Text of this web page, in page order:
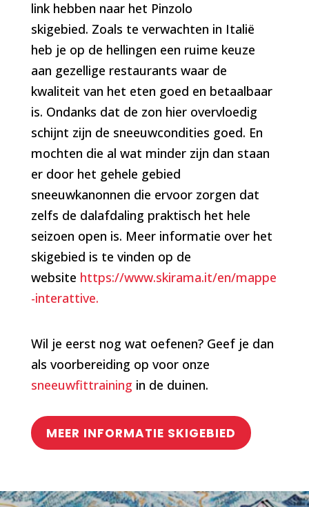
link hebben naar het Pinzolo
skigebied. Zoals te verwachten in Italië
heb je op de hellingen een ruime keuze
aan gezellige restaurants waar de
kwaliteit van het eten goed en betaalbaar
is. Ondanks dat de zon hier overvloedig
schijnt zijn de sneeuwcondities goed. En
mochten die al wat minder zijn dan staan
er door het gehele gebied
sneeuwkanonnen die ervoor zorgen dat
zelfs de dalafdaling praktisch het hele
seizoen open is. Meer informatie over het
skigebied is te vinden op de
website https://www.skirama.it/en/mappe
-interattive.
Wil je eerst nog wat oefenen? Geef je dan
als voorbereiding op voor onze
sneeuwfittraining in de duinen.
MEER INFORMATIE SKIGEBIED